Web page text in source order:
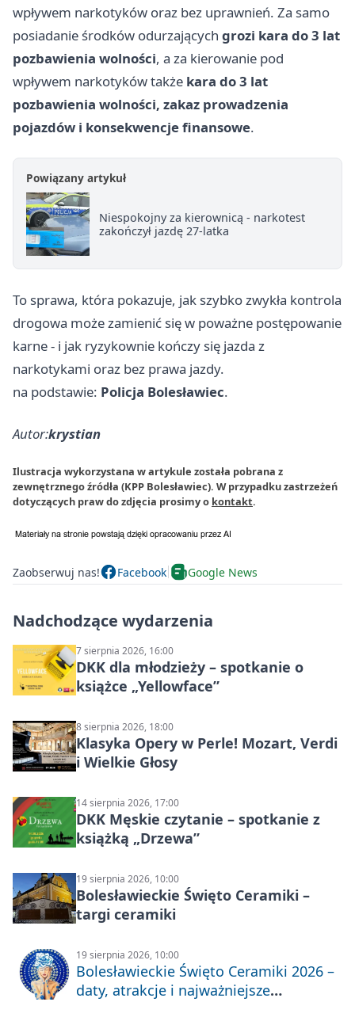
wpływem narkotyków oraz bez uprawnień. Za samo
posiadanie środków odurzających grozi kara do 3 lat
pozbawienia wolności, a za kierowanie pod
wpływem narkotyków także kara do 3 lat
pozbawienia wolności, zakaz prowadzenia
pojazdów i konsekwencje finansowe.
Powiązany artykuł
Niespokojny za kierownicą - narkotest
zakończył jazdę 27-latka
To sprawa, która pokazuje, jak szybko zwykła kontrola
drogowa może zamienić się w poważne postępowanie
karne - i jak ryzykownie kończy się jazda z
narkotykami oraz bez prawa jazdy.
na podstawie: Policja Bolesławiec.
Autor:krystian
Ilustracja wykorzystana w artykule została pobrana z
zewnętrznego źródła (KPP Bolesławiec). W przypadku zastrzeżeń
dotyczących praw do zdjęcia prosimy o kontakt.
Zaobserwuj nas! Facebook Google News
Nadchodzące wydarzenia
7 sierpnia 2026, 16:00
DKK dla młodzieży – spotkanie o
książce „Yellowface”
8 sierpnia 2026, 18:00
Klasyka Opery w Perle! Mozart, Verdi
i Wielkie Głosy
14 sierpnia 2026, 17:00
DKK Męskie czytanie – spotkanie z
książką „Drzewa”
19 sierpnia 2026, 10:00
Bolesławieckie Święto Ceramiki –
targi ceramiki
19 sierpnia 2026, 10:00
Bolesławieckie Święto Ceramiki 2026 –
daty, atrakcje i najważniejsze